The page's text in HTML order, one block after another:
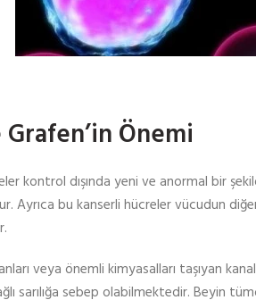
Önemi
kontrol dışında yeni ve anormal bir
Ayrıca bu kanserli hücreler vücudun
veya önemli kimyasalları taşıyan
sarılığa sebep olabilmektedir. Beyin